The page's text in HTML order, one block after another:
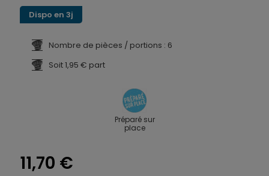
Dispo en 3j
Nombre de pièces / portions : 6
Soit 1,95 € part
Préparé sur
place
11,70 €